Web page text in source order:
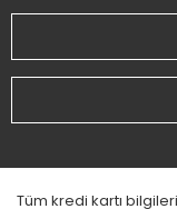
Tüm kredi kartı